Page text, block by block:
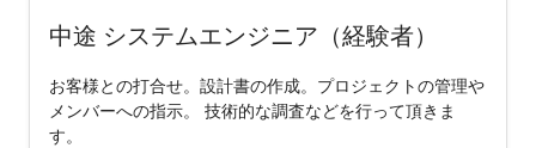
中途 システムエンジニア（経験者）
お客様との打合せ。設計書の作成。プロジェクトの管理や
メンバーへの指示。 技術的な調査などを行って頂きま
す。